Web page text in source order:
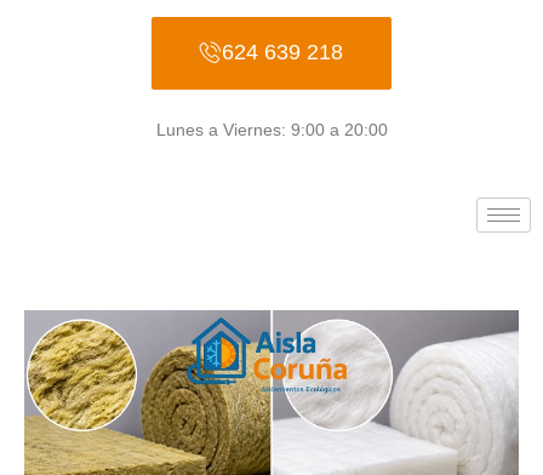
624 639 218
Lunes a Viernes: 9:00 a 20:00